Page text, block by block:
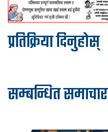
प्रतिक्रिया दिनुहोस्
सम्बन्धित समाचार